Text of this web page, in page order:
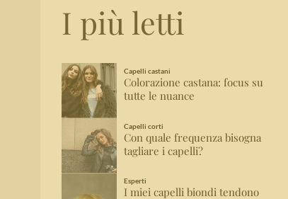
I più letti
Capelli castani
Colorazione castana: focus su
tutte le nuance
Capelli corti
Con quale frequenza bisogna
tagliare i capelli?
Esperti
I miei capelli biondi tendono